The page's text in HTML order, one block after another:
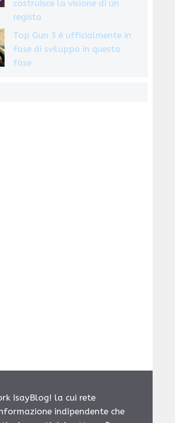
costruisce la visione di un
regista
Top Gun 3 è ufficialmente in
fase di sviluppo in questa
fase
IsayBlog! la cui rete
indipendente che